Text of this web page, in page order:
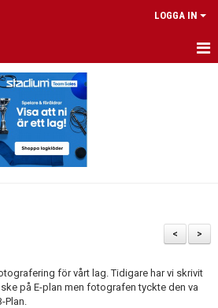
LOGGA IN
>
<
för vårt lag. Tidigare har vi skrivit
på E-plan men fotografen tyckte den va
Plan.